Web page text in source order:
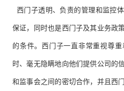
西门子透明、负责的管理和监控
保证，同时也是西门子及其业务政
的条件。西门子一直非常重视尊
时、毫无隐瞒地向他们提供公司的
和监事会之间的密切合作，并且西